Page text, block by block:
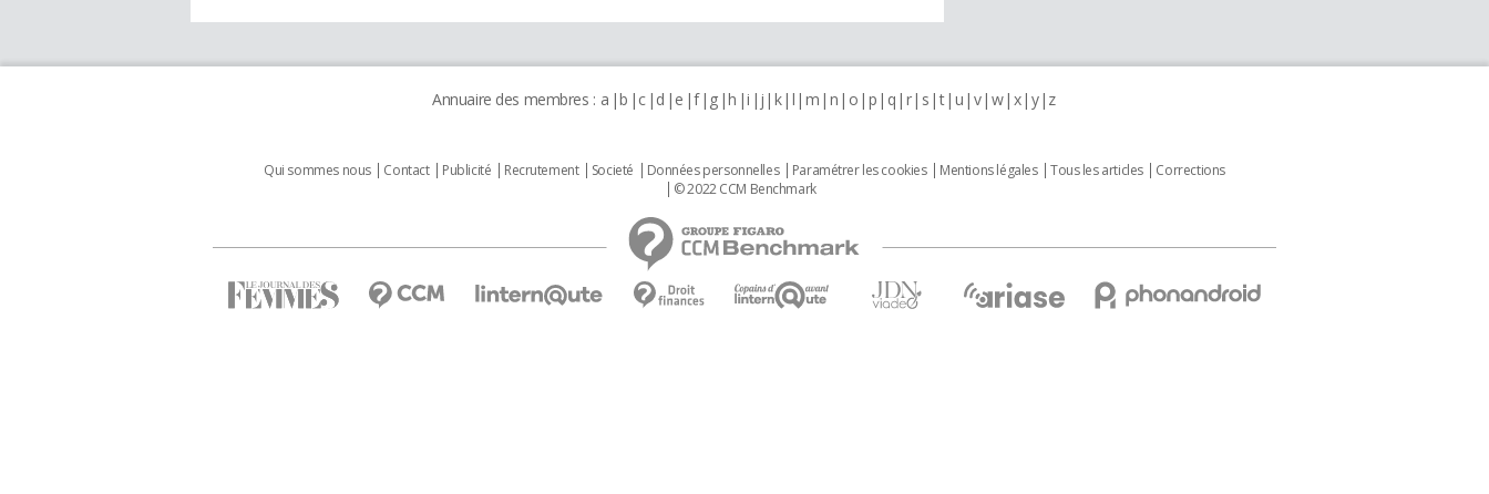
Annuaire des membres : a b c d e f g h i j k l m n o p q r s t u v w x y z
Qui sommes nous Contact Publicité Recrutement Societé Données personnelles Paramétrer les cookies Mentions légales Tous les articles
Corrections
© 2022 CCM Benchmark